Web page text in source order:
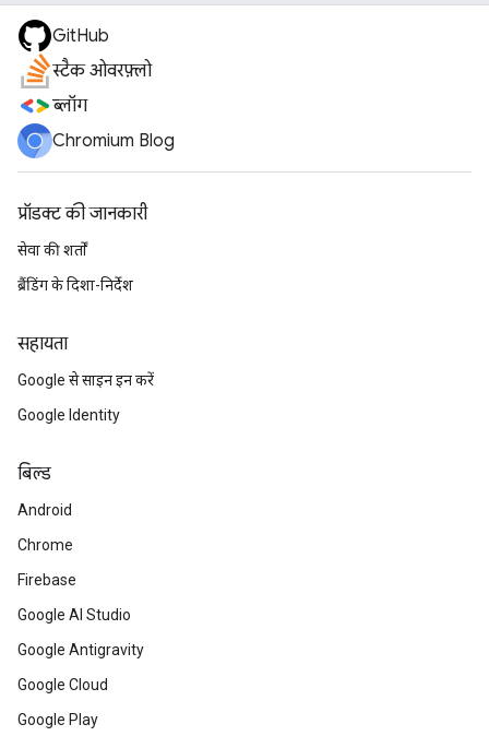
GitHub
स्टैक ओवरफ़्लो
ब्लॉग
Chromium Blog
प्रॉडक्ट की जानकारी
सेवा की शर्तों
ब्रैंडिंग के दिशा-निर्देश
सहायता
Google से साइन इन करें
Google Identity
बिल्ड
Android
Chrome
Firebase
Google AI Studio
Google Antigravity
Google Cloud
Google Play